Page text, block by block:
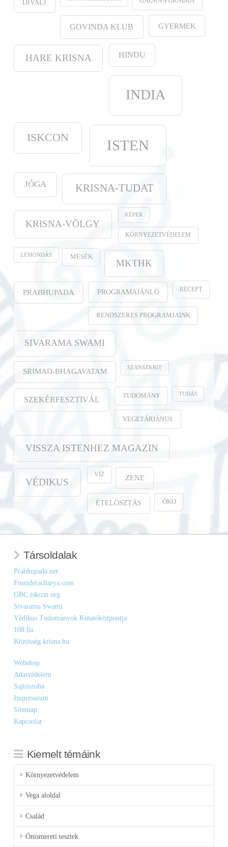
DÍVALI
GOVINDA KLUB GYERMEK
HARE KRISNA HINDU
INDIA
ISKCON ISTEN
JÓGA KRISNA-TUDAT
KRISNA-VÖLGY
KÉPEK
KÖRNYEZETVÉDELEM
LEMONDÁS MESÉK
MKTHK
PRABHUPADA PROGRAMAJÁNLÓ RECEPT
RENDSZERES PROGRAMJAINK
SIVARAMA SWAMI
SRIMAD-BHAGAVATAM SZANSZKRIT
SZEKÉRFESZTIVÁL TUDOMÁNY TUDÁS
VEGETÁRIÁNUS
VISSZA ISTENHEZ MAGAZIN
VÉDIKUS
VÍZ ZENE
ÉTELOSZTÁS ÖKO
Társoldalak
Prabhupada.net
Founderacharya.com
GBC.iskcon.org
Sivarama Swami
Védikus Tudományok Kutatóközpontja
108.hu
Közösség.krisna.hu
Webshop
Adatvédelem
Sajtószoba
Impresszum
Sitemap
Kapcsolat
Kiemelt témáink
Környezetvédelem
Vega aloldal
Család
Önismereti tesztek